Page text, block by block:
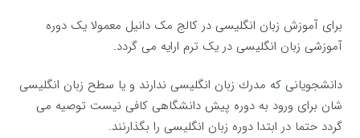
برای آموزش زبان انگلیسی در کالج مک دانیل معمولا یک دوره
آموزشی زبان انگلیسی در یک ترم ارایه می گردد.
دانشجویانی كه مدرك زبان انگلیسی ندارند و یا سطح زبان انگلیسی
شان برای ورود به دوره پیش دانشگاهی کافی نیست توصیه می
گردد حتما در ابتدا دوره زبان انگلیسی را بگذارنند.